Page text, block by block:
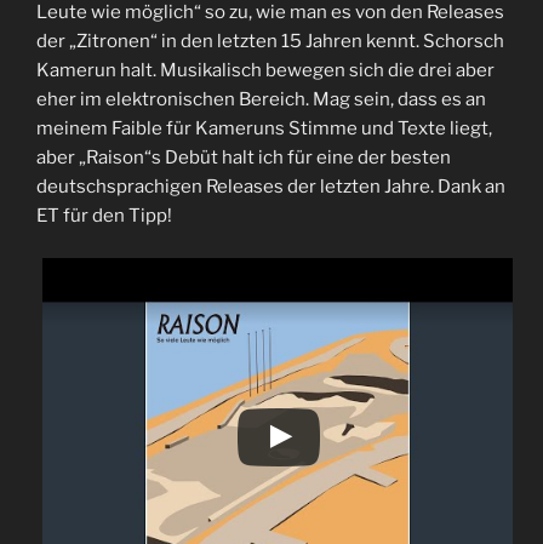
Leute wie möglich“ so zu, wie man es von den Releases
der „Zitronen“ in den letzten 15 Jahren kennt. Schorsch
Kamerun halt. Musikalisch bewegen sich die drei aber
eher im elektronischen Bereich. Mag sein, dass es an
meinem Faible für Kameruns Stimme und Texte liegt,
aber „Raison“s Debüt halt ich für eine der besten
deutschsprachigen Releases der letzten Jahre. Dank an
ET für den Tipp!